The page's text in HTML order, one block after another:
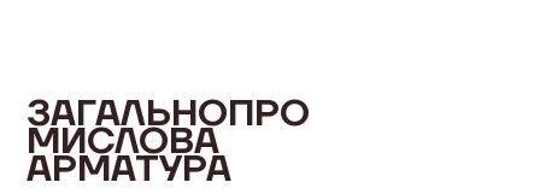
ЗАГАЛЬНОПРО
МИСЛОВА
АРМАТУРА